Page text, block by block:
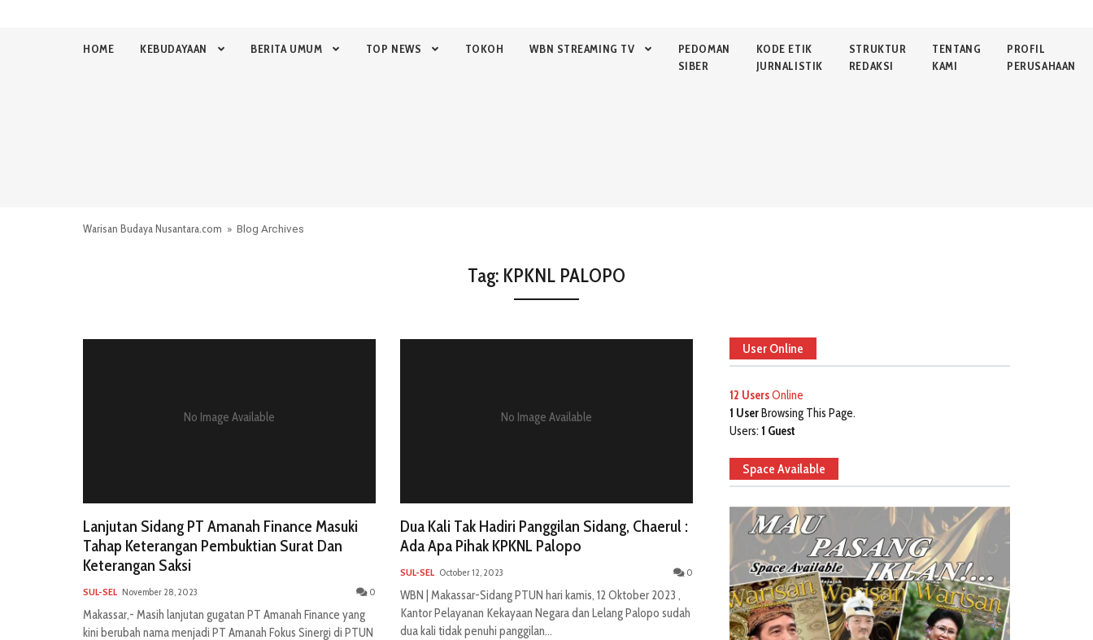
HOME KEBUDAYAAN BERITA UMUM TOP NEWS TOKOH WBN STREAMING TV
PEDOMAN
SIBER
KODE ETIK
JURNALISTIK
STRUKTUR
REDAKSI
TENTANG
KAMI
PROFIL
PERUSAHAAN
Warisan Budaya Nusantara.com » Blog Archives
Tag: KPKNL PALOPO
No Image Available
Lanjutan Sidang PT Amanah Finance Masuki
Tahap Keterangan Pembuktian Surat Dan
Keterangan Saksi
SUL-SEL November 28, 2023 0
Makassar,- Masih lanjutan gugatan PT Amanah Finance yang
kini berubah nama menjadi PT Amanah Fokus Sinergi di PTUN
No Image Available
Dua Kali Tak Hadiri Panggilan Sidang, Chaerul :
Ada Apa Pihak KPKNL Palopo
SUL-SEL October 12, 2023 0
WBN | Makassar-Sidang PTUN hari kamis, 12 Oktober 2023 ,
Kantor Pelayanan Kekayaan Negara dan Lelang Palopo sudah
dua kali tidak penuhi panggilan...
User Online
12 UsersOnline
1 UserBrowsing This Page.
Users: 1 Guest
Space Available